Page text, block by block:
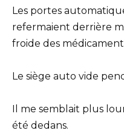
Les portes
refermaient derrière
froide des
Le siège auto vide
Il me semblait plus
été dedans.